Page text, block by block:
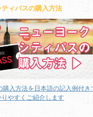
ィパスの購入方法
購入方法を日本語の記入例付き
りやすくご紹介します